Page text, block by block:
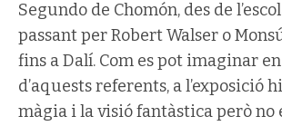
Segundo de Chomón, des de
passant per Robert Walser o
fins a Dalí. Com es pot imaginar
d’aquests referents, a l’exposició
màgia i la visió fantàstica però no